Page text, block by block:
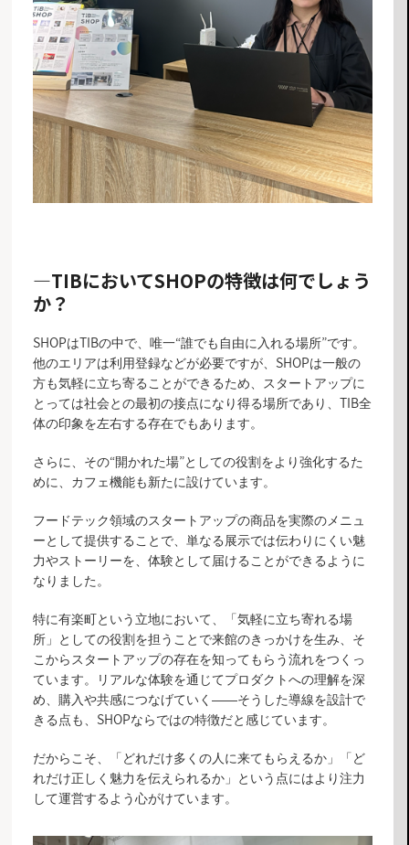
―TIBにおいてSHOPの特徴は何でしょう
か？
SHOPはTIBの中で、唯一“誰でも自由に入れる場所”です。
他のエリアは利用登録などが必要ですが、SHOPは一般の
方も気軽に立ち寄ることができるため、スタートアップに
とっては社会との最初の接点になり得る場所であり、TIB全
体の印象を左右する存在でもあります。
さらに、その“開かれた場”としての役割をより強化するた
めに、カフェ機能も新たに設けています。
フードテック領域のスタートアップの商品を実際のメニュ
ーとして提供することで、単なる展示では伝わりにくい魅
力やストーリーを、体験として届けることができるように
なりました。
特に有楽町という立地において、「気軽に立ち寄れる場
所」としての役割を担うことで来館のきっかけを生み、そ
こからスタートアップの存在を知ってもらう流れをつくっ
ています。リアルな体験を通じてプロダクトへの理解を深
め、購入や共感につなげていく――そうした導線を設計で
きる点も、SHOPならではの特徴だと感じています。
だからこそ、「どれだけ多くの人に来てもらえるか」「ど
れだけ正しく魅力を伝えられるか」という点にはより注力
して運営するよう心がけています。